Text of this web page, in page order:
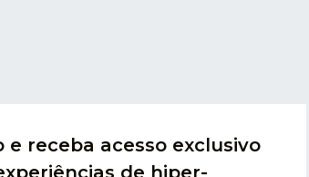
e receba acesso exclusivo
de hiper-